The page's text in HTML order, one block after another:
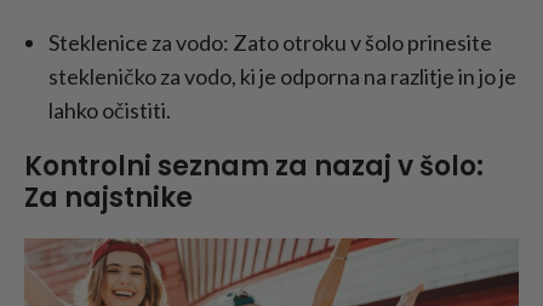
Steklenice za vodo: Zato otroku v šolo prinesite
stekleničko za vodo, ki je odporna na razlitje in jo je
lahko očistiti.
Kontrolni seznam za nazaj v šolo:
Za najstnike